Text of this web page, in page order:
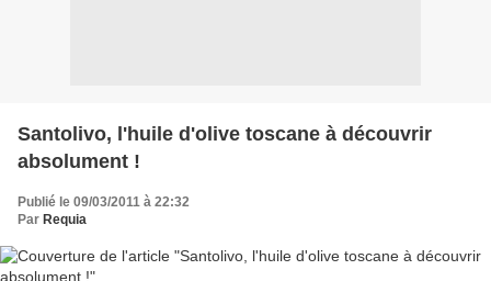
Santolivo, l'huile d'olive toscane à découvrir
absolument !
Publié le 09/03/2011 à 22:32
Par Requia